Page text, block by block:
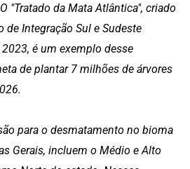
"Tratado da Mata Atlântica", criado
Integração Sul e Sudeste
é um exemplo desse
de plantar 7 milhões de árvores
para o desmatamento no bioma
Gerais, incluem o Médio e Alto